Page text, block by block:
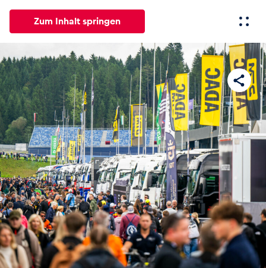
Zum Inhalt springen
Alle News Events Erlebnisse Seiten
News
Alle anzeigen
Events
Alle anzeigen